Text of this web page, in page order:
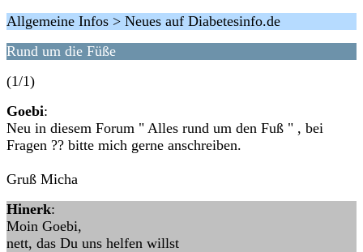
Allgemeine Infos > Neues auf Diabetesinfo.de
Rund um die Füße
(1/1)
Goebi:
Neu in diesem Forum " Alles rund um den Fuß " , bei
Fragen ?? bitte mich gerne anschreiben.
Gruß Micha
Hinerk:
Moin Goebi,
nett, das Du uns helfen willst